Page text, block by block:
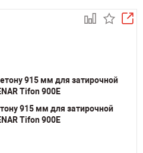
915 мм для затирочной
Tifon 900E